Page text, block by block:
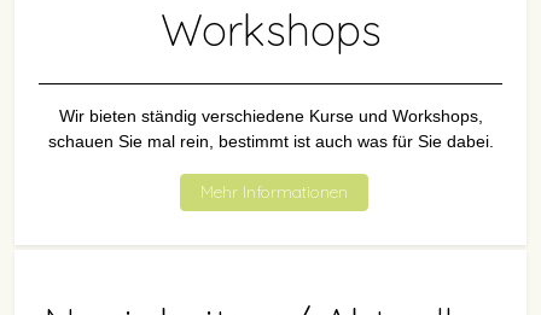
Workshops
Wir bieten ständig verschiedene Kurse und Workshops,
schauen Sie mal rein, bestimmt ist auch was für Sie dabei.
Mehr Informationen